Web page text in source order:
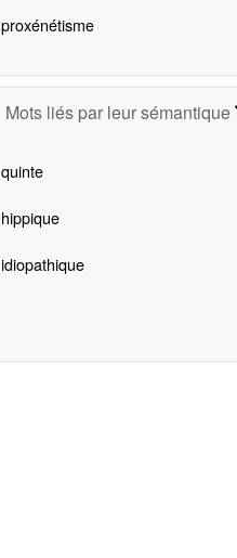
proxénétisme
Mots liés par leur sémantique
quinte
hippique
idiopathique